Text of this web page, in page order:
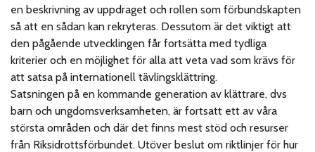
en beskrivning av uppdraget och rollen som förbundskapten
så att en sådan kan rekryteras. Dessutom är det viktigt att
den pågående utvecklingen får fortsätta med tydliga
kriterier och en möjlighet för alla att veta vad som krävs för
att satsa på internationell tävlingsklättring.
Satsningen på en kommande generation av klättrare, dvs
barn och ungdomsverksamheten, är fortsatt ett av våra
största områden och där det finns mest stöd och resurser
från Riksidrottsförbundet. Utöver beslut om riktlinjer för hur